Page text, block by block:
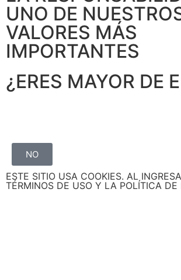
UNO DE
VALORES MÁS
IMPORTANTES
¿ERES MAYOR DE
NO
ESTE SITIO USA COOKIES. AL
TÉRMINOS DE USO Y LA POLÍTICA DE